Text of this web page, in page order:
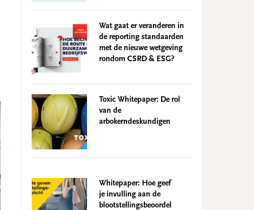
Wat gaat er veranderen in
de reporting standaarden
met de nieuwe wetgeving
rondom CSRD & ESG?
Toxic Whitepaper: De rol
van de
arbokerndeskundigen
Whitepaper: Hoe geef
je invulling aan de
blootstellingsbeoordel